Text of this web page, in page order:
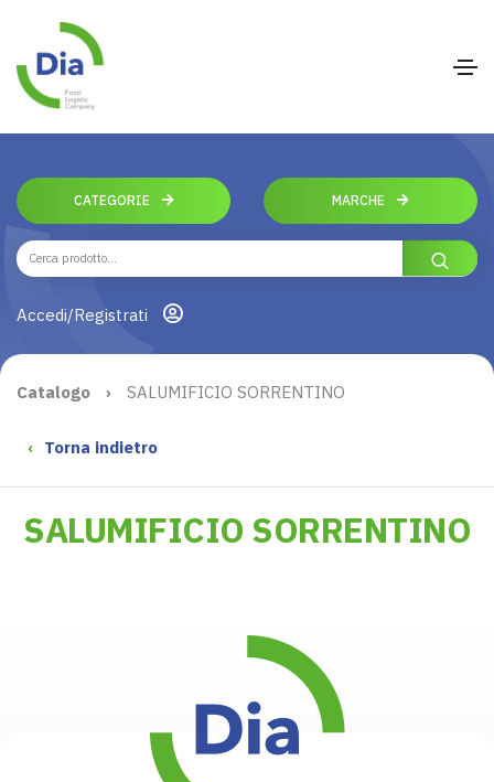
CATEGORIE MARCHE
Accedi/Registrati
Catalogo › SALUMIFICIO SORRENTINO
‹ Torna indietro
SALUMIFICIO SORRENTINO